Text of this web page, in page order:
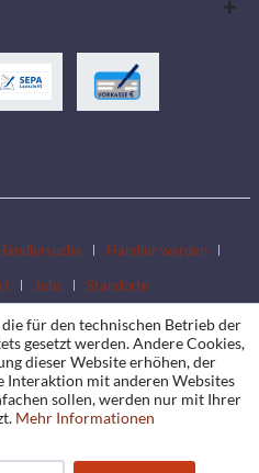
Händler werden
Jobs Standorte
für den technischen Betrieb der
gesetzt werden. Andere Cookies,
dieser Website erhöhen, der
Interaktion mit anderen Websites
sollen, werden nur mit Ihrer
Mehr Informationen